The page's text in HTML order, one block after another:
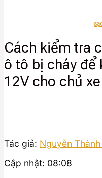
Cách kiểm tra
ô tô bị cháy để
12V cho chủ xe
Tác giả: Nguyễn
Cập nhật: 08:08